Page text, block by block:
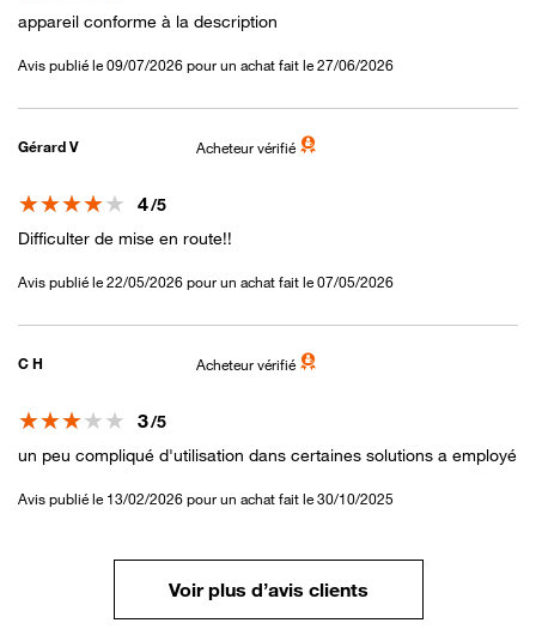
appareil conforme à la description
Avis publié le 09/07/2026 pour un achat fait le 27/06/2026
Gérard V Acheteur vérifié
Note
4/5
Difficulter de mise en route!!
Avis publié le 22/05/2026 pour un achat fait le 07/05/2026
C H Acheteur vérifié
Note
3/5
un peu compliqué d'utilisation dans certaines solutions a employé
Avis publié le 13/02/2026 pour un achat fait le 30/10/2025
Voir plus d’avis clients